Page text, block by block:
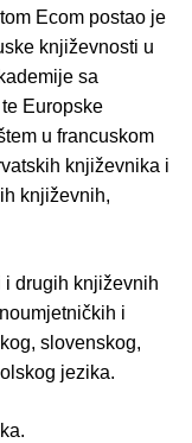
Ecom postao je
književnosti u
sa
Europske
u francuskom
književnika i
književnih,
drugih književnih
i
slovenskog,
jezika.